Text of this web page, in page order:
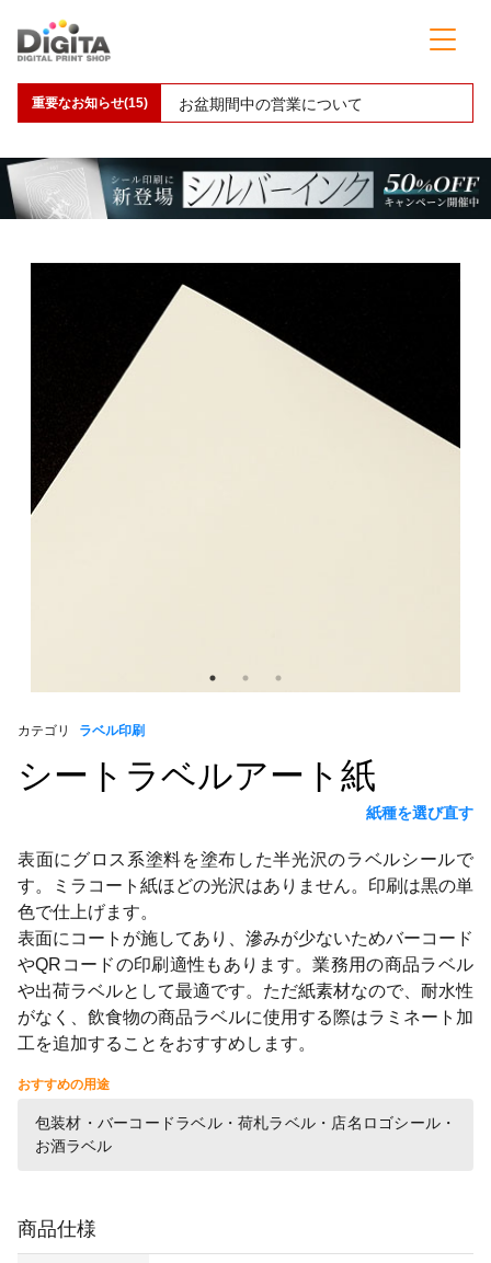
重要なお知らせ(15) お盆期間中の営業について
カテゴリ ラベル印刷
シートラベルアート紙
紙種を選び直す
表面にグロス系塗料を塗布した半光沢のラベルシールで
す。ミラコート紙ほどの光沢はありません。印刷は黒の単
色で仕上げます。
表面にコートが施してあり、滲みが少ないためバーコード
やQRコードの印刷適性もあります。業務用の商品ラベル
や出荷ラベルとして最適です。ただ紙素材なので、耐水性
がなく、飲食物の商品ラベルに使用する際はラミネート加
工を追加することをおすすめします。
おすすめの用途
包装材・バーコードラベル・荷札ラベル・店名ロゴシール・
お酒ラベル
商品仕様